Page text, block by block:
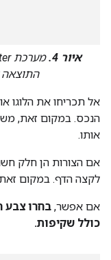
איור 4.
התוצאה
אל תכריחו את הלוגו
הנכס. במקום זאת,
אותו.
אם הצורות הן חלק
לקצה הדף. במקום
אם אפשר, בחרו צבע
כולל שקיפות.